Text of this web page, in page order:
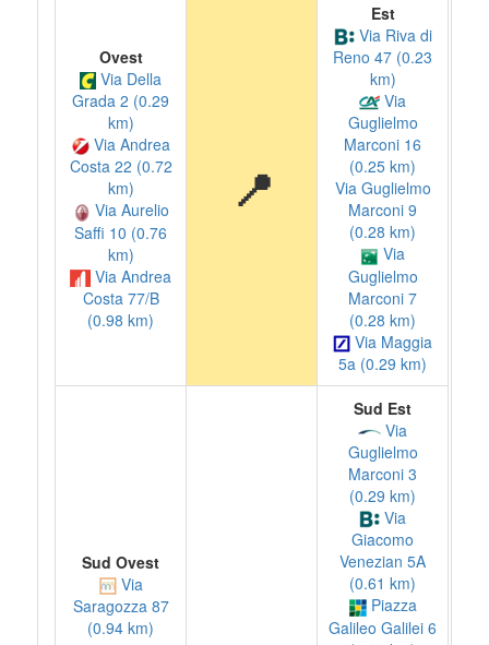
Ovest
Via Della
Grada 2 (0.29
km)
Via Andrea
Costa 22 (0.72
km)
Via Aurelio
Saffi 10 (0.76
km)
Via Andrea
Costa 77/B
(0.98 km)
📍
Est
Via Riva di
Reno 47 (0.23
km)
Via
Guglielmo
Marconi 16
(0.25 km)
Via Guglielmo
Marconi 9
(0.28 km)
Via
Guglielmo
Marconi 7
(0.28 km)
Via Maggia
5a (0.29 km)
Sud Ovest
Via
Saragozza 87
(0.94 km)
Sud Est
Via
Guglielmo
Marconi 3
(0.29 km)
Via
Giacomo
Venezian 5A
(0.61 km)
Piazza
Galileo Galilei 6